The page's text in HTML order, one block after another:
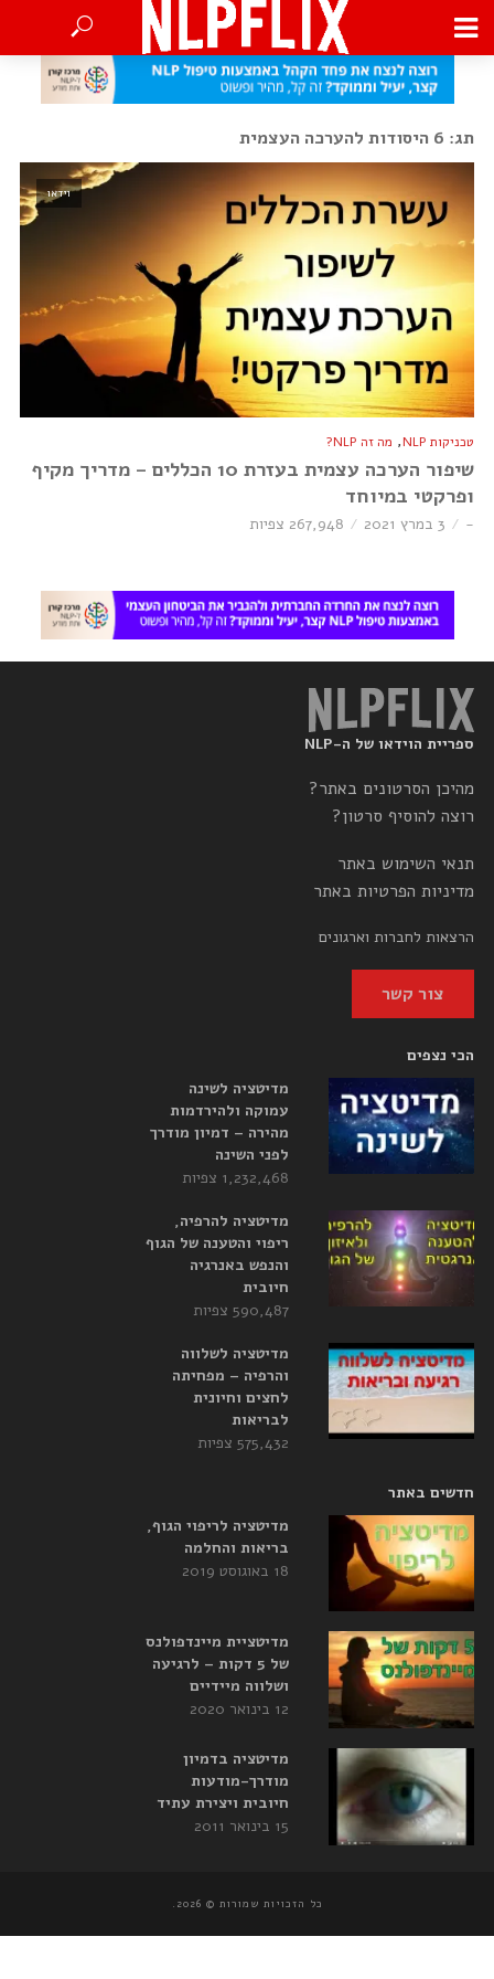
תג: 6 היסודות להערכה העצמית
וידאו
טכניקות NLP , מה זה NLP?
שיפור הערכה עצמית בעזרת 10 הכללים – מדריך מקיף
ופרקטי במיוחד
- 3 במרץ 2021 267,948 צפיות
ספריית הוידאו של ה-NLP
מהיכן הסרטונים באתר?
רוצה להוסיף סרטון?
תנאי השימוש באתר
מדיניות הפרטיות באתר
הרצאות לחברות וארגונים
צור קשר
הכי נצפים
מדיטציה לשינה
עמוקה ולהירדמות
מהירה – דמיון מודרך
לפני השינה
1,232,468 צפיות
מדיטציה להרפיה,
ריפוי והטענה של הגוף
והנפש באנרגיה
חיובית
590,487 צפיות
מדיטציה לשלווה
והרפיה – מפחיתה
לחצים וחיונית
לבריאות
575,432 צפיות
חדשים באתר
מדיטציה לריפוי הגוף,
בריאות והחלמה
18 באוגוסט 2019
מדיטציית מיינדפולנס
של 5 דקות – לרגיעה
ושלווה מיידיים
12 בינואר 2020
מדיטציה בדמיון
מודרך-מודעות
חיובית ויצירת עתיד
15 בינואר 2011
כל הזכויות שמורות © 2026.